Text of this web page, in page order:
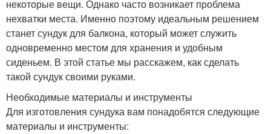
некоторые вещи. Однако часто возникает проблема
нехватки места. Именно поэтому идеальным решением
станет сундук для балкона, который может служить
одновременно местом для хранения и удобным
сиденьем. В этой статье мы расскажем, как сделать
такой сундук своими руками.
Необходимые материалы и инструменты
Для изготовления сундука вам понадобятся следующие
материалы и инструменты: